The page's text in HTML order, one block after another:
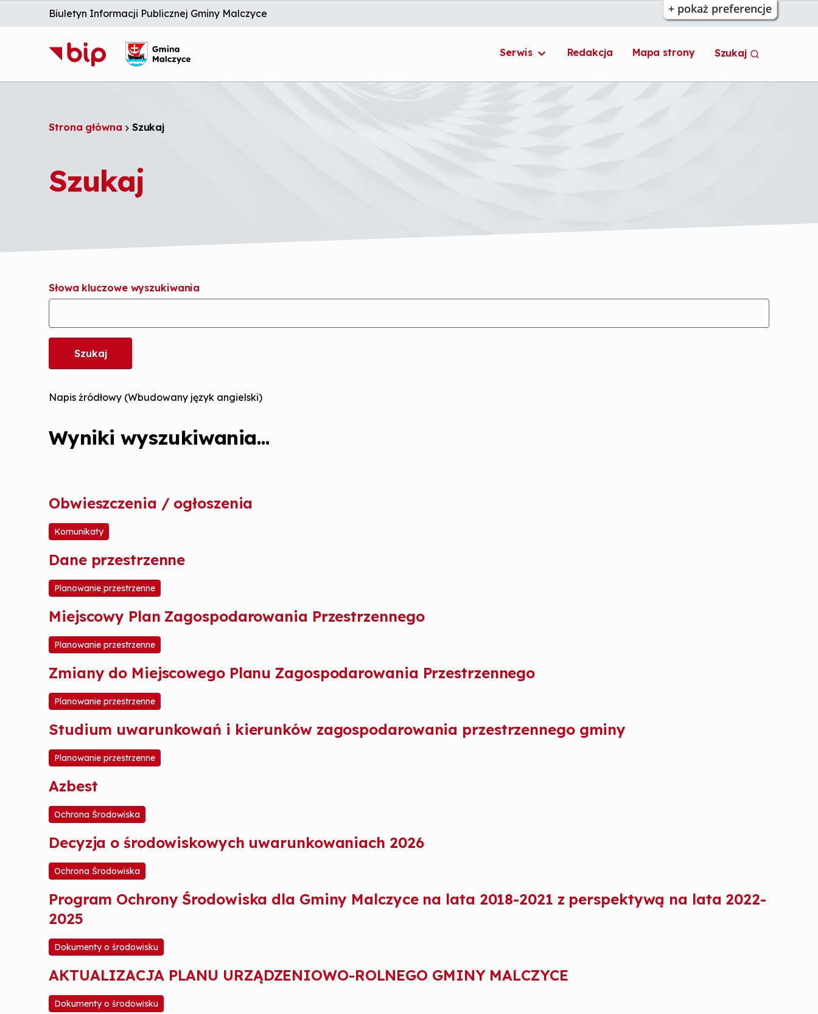
o
+ pokaż preferencje
Biuletyn Informacji Publicznej Gminy Malczyce
Serwis Redakcja Mapa strony Szukaj
Strona główna Szukaj
Szukaj
Słowa kluczowe wyszukiwania
Napis źródłowy (Wbudowany język angielski)
Wyniki wyszukiwania...
Obwieszczenia / ogłoszenia
Komunikaty
Dane przestrzenne
Planowanie przestrzenne
Miejscowy Plan Zagospodarowania Przestrzennego
Planowanie przestrzenne
Zmiany do Miejscowego Planu Zagospodarowania Przestrzennego
Planowanie przestrzenne
Studium uwarunkowań i kierunków zagospodarowania przestrzennego gminy
Planowanie przestrzenne
Azbest
Ochrona Środowiska
Decyzja o środowiskowych uwarunkowaniach 2026
Ochrona Środowiska
Program Ochrony Środowiska dla Gminy Malczyce na lata 2018-2021 z perspektywą na lata 2022-
2025
Dokumenty o środowisku
AKTUALIZACJA PLANU URZĄDZENIOWO-ROLNEGO GMINY MALCZYCE
Dokumenty o środowisku